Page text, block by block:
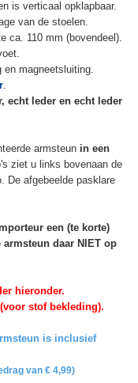
is verticaal opklapbaar.
van de stoelen.
ca. 110 mm (bovendeel).
en magneetsluiting.
.
echt leder en echt leder
armsteun in een
ziet u links bovenaan de
De afgebeelde pasklare
een (te korte)
daar NIET op
hieronder.
stof bekleding).
is inclusief
van € 4,99)